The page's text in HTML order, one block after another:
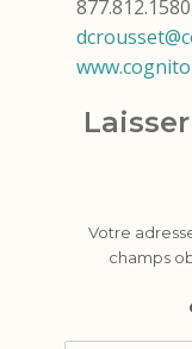
Votre
champs